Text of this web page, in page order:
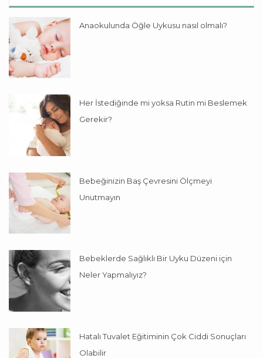
Anaokulunda Öğle Uykusu nasıl olmalı?
Her İstediğinde mi yoksa Rutin mi Beslemek
Gerekir?
Bebeğinizin Baş Çevresini Ölçmeyi
Unutmayın
Bebeklerde Sağlıklı Bir Uyku Düzeni için
Neler Yapmalıyız?
Hatalı Tuvalet Eğitiminin Çok Ciddi Sonuçları
Olabilir